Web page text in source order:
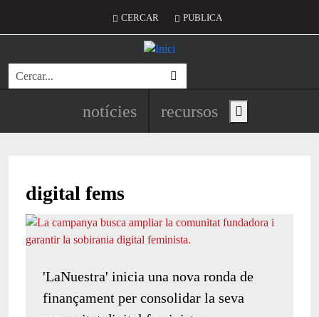
Menú del compte d'usuari
CERCAR PUBLICA
Cerca
Navegació principal de
notícies recursos Show main menu
digital fems
'LaNuestra' inicia una nova ronda de
finançament per consolidar la seva